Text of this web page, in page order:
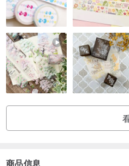
商品信息